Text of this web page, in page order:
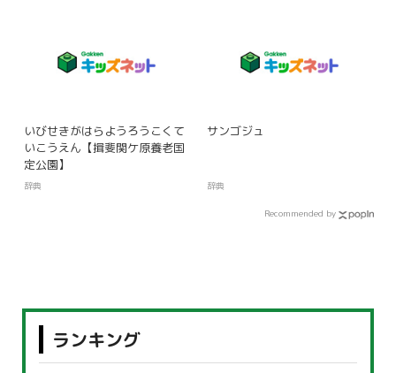
いびせきがはらようろうこくて
いこうえん【揖斐関ケ原養老国
定公園】
辞典
サンゴジュ
辞典
Recommended by
ランキング